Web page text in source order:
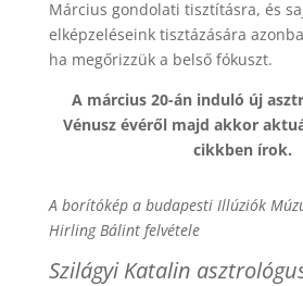
Március gondolati tisztításra, és
elképzeléseink tisztázására
ha megőrizzük a belső fókuszt.
A március 20-án induló új
Vénusz évéről majd akkor
cikkben írok.
A borítókép a budapesti Illúziók
Hirling Bálint felvétele
Szilágyi Katalin